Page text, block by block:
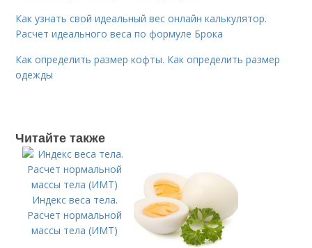
Как узнать свой идеальный вес онлайн калькулятор.
Расчет идеального веса по формуле Брока
Как определить размер кофты. Как определить размер
одежды
Читайте также
Индекс веса тела.
Расчет нормальной
массы тела (ИМТ)